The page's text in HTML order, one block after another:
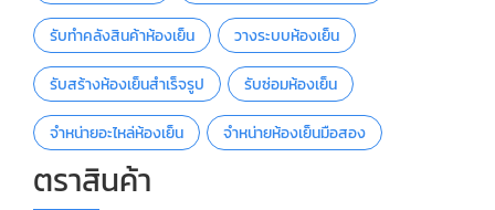
รับทำคลังสินค้าห้องเย็น วางระบบห้องเย็น
รับสร้างห้องเย็นสำเร็จรูป รับซ่อมห้องเย็น
จำหน่ายอะไหล่ห้องเย็น จำหน่ายห้องเย็นมือสอง
ตราสินค้า